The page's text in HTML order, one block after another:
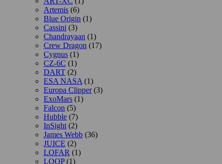
Artemis (6)
Blue Origin (1)
Cassini (3)
Chandrayaan (1)
Crew Dragon (17)
Cygnus (1)
CZ-6C (1)
DART (2)
ESA NASA (1)
Europa Clipper(3)
ExoMars (1)
Falcon (5)
Hubble (7)
InSight (2)
James Webb (36)
JUICE (2)
LOFAR (1)
LOOP(1)